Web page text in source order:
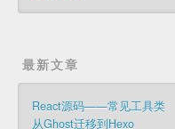
最新文章
React源码——常见工具类
从Ghost迁移到Hexo